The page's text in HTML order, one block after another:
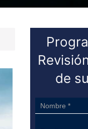
de
Sidebar
Form